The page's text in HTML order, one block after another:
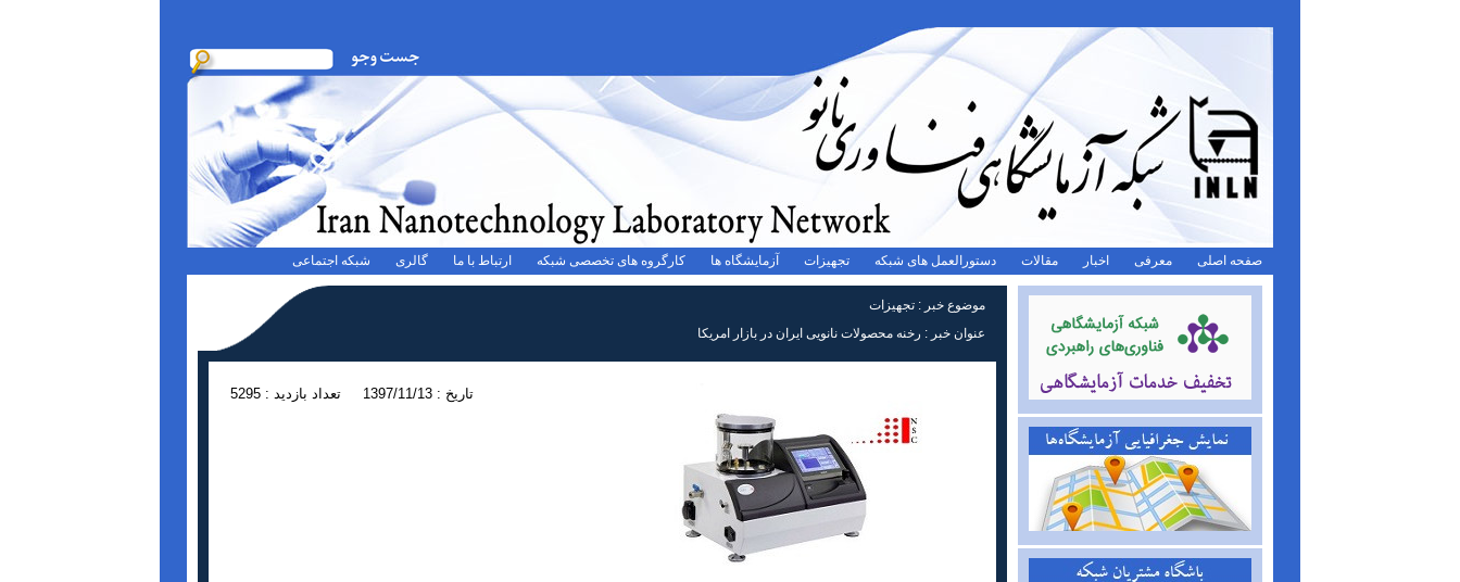
صفحه اصلی معرفی اخبار مقالات دستورالعمل های شبکه تجهیزات آزمایشگاه ها کارگروه های تخصصی شبکه ارتباط با ما گالری شبکه اجتماعی
موضوع خبر : تجهیزات
عنوان خبر : رخنه محصولات نانویی ایران در بازار امریکا
تاریخ : 1397/11/13 تعداد بازدید : 5295